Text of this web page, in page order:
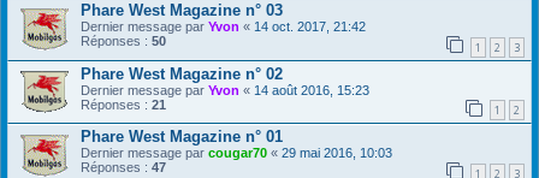
Phare West Magazine n° 03
Dernier message par Yvon « 14 oct. 2017, 21:42
Réponses : 50 1 2 3
Phare West Magazine n° 02
Dernier message par Yvon « 14 août 2016, 15:23
Réponses : 21 1 2
Phare West Magazine n° 01
Dernier message par cougar70 « 29 mai 2016, 10:03
Réponses : 47 1 2 3